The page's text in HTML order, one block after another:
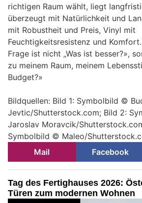
richtigen Raum wählt, liegt
überzeugt mit Natürlichkeit und
mit Robustheit und Preis, Vinyl mit
Feuchtigkeitsresistenz und
Frage ist nicht „Was ist besser?»,
zu meinem Raum, meinem
Budget?»
Bildquellen: Bild 1: Symbolbild ©
Jevtic/Shutterstock.com; Bild 2:
Jaroslav Moravcik/
Symbolbild © Maleo/
Mail
Facebook
Tag des Fertighauses 2026:
Türen zum modernen Wohnen